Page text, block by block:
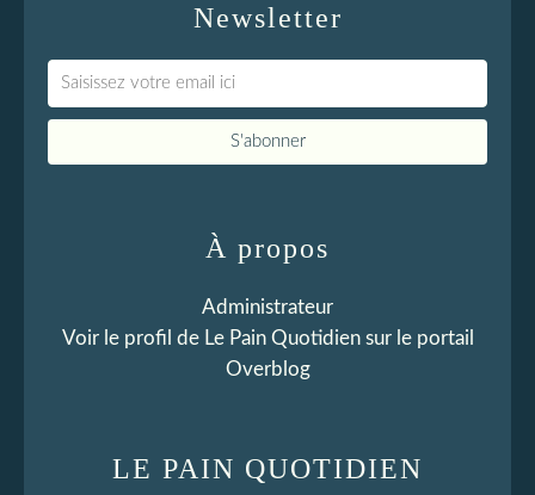
Newsletter
LE PAIN QUOTIDIEN
À propos
Administrateur
Voir le profil de Le Pain Quotidiensur le portail
Overblog